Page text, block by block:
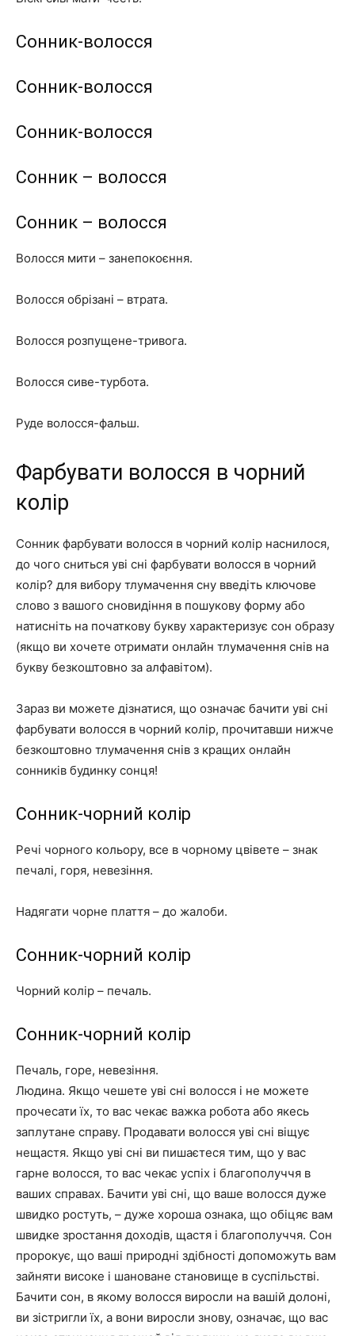
Сонник-волосся
Сонник-волосся
Сонник-волосся
Сонник – волосся
Сонник – волосся
Волосся мити – занепокоєння.
Волосся обрізані – втрата.
Волосся розпущене-тривога.
Волосся сиве-турбота.
Руде волосся-фальш.
Фарбувати волосся в чорний
колір
Сонник фарбувати волосся в чорний колір наснилося,
до чого сниться уві сні фарбувати волосся в чорний
колір? для вибору тлумачення сну введіть ключове
слово з вашого сновидіння в пошукову форму або
натисніть на початкову букву характеризує сон образу
(якщо ви хочете отримати онлайн тлумачення снів на
букву безкоштовно за алфавітом).
Зараз ви можете дізнатися, що означає бачити уві сні
фарбувати волосся в чорний колір, прочитавши нижче
безкоштовно тлумачення снів з кращих онлайн
сонників будинку сонця!
Сонник-чорний колір
Речі чорного кольору, все в чорному цвівете – знак
печалі, горя, невезіння.
Надягати чорне плаття – до жалоби.
Сонник-чорний колір
Чорний колір – печаль.
Сонник-чорний колір
Печаль, горе, невезіння.
Людина. Якщо чешете уві сні волосся і не можете
прочесати їх, то вас чекає важка робота або якесь
заплутане справу. Продавати волосся уві сні віщує
нещастя. Якщо уві сні ви пишаєтеся тим, що у вас
гарне волосся, то вас чекає успіх і благополуччя в
ваших справах. Бачити уві сні, що ваше волосся дуже
швидко ростуть, – дуже хороша ознака, що обіцяє вам
швидке зростання доходів, щастя і благополуччя. Сон
пророкує, що ваші природні здібності допоможуть вам
зайняти високе і шановане становище в суспільстві.
Бачити сон, в якому волосся виросли на вашій долоні,
ви зістригли їх, а вони виросли знову, означає, що вас